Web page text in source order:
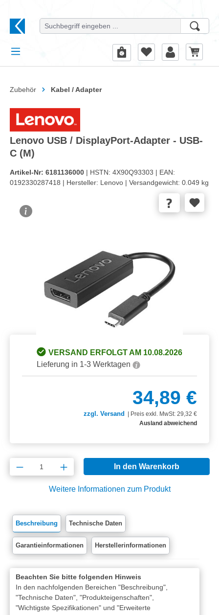
Zubehör Kabel / Adapter
Lenovo USB / DisplayPort-Adapter - USB-
C (M)
Artikel-Nr: 6181136000 | HSTN: 4X90Q93303 | EAN:
0192330287418 | Hersteller: Lenovo | Versandgewicht: 0.049 kg
VERSAND ERFOLGT AM 10.08.2026
Lieferung in 1-3 Werktagen
34,89 €
zzgl. Versand
Preis exkl. MwSt: 29,32 €
Ausland abweichend
Produkt Anzahl: Gib den gewünschten
In den Warenkorb
Weitere Informationen zum Produkt
Beschreibung Technische Daten
Garantieinformationen Herstellerinformationen
Beachten Sie bitte folgenden Hinweis
In den nachfolgenden Bereichen "Beschreibung",
"Technische Daten", "Produkteigenschaften",
"Wichtigste Spezifikationen" und "Erweiterte